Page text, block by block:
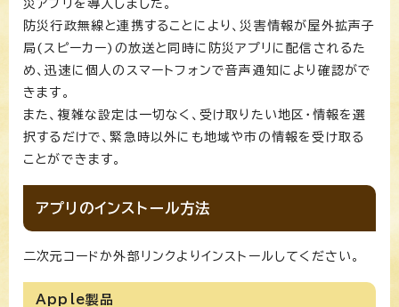
災アプリを導入しました。
防災行政無線と連携することにより、災害情報が屋外拡声子
局(スピーカー)の放送と同時に防災アプリに配信されるた
め、迅速に個人のスマートフォンで音声通知により確認がで
きます。
また、複雑な設定は一切なく、受け取りたい地区・情報を選
択するだけで、緊急時以外にも地域や市の情報を受け取る
ことができます。
アプリのインストール方法
二次元コードか外部リンクよりインストールしてください。
Apple製品